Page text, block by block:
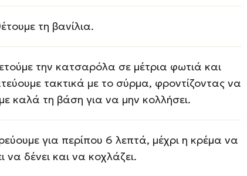
τη βανίλια.
την κατσαρόλα σε μέτρια φωτιά και
τακτικά με το σύρμα, φροντίζοντας να
καλά τη βάση για να μην κολλήσει.
για περίπου 6 λεπτά, μέχρι η κρέμα να
να δένει και να κοχλάζει.